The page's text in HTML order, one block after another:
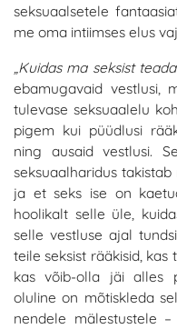
seksuaalsetele
me oma intiimses elus
„Kuidas ma seksist teada
ebamugavaid vestlusi,
tulevase seksuaalelu
pigem kui püüdlusi
ning ausaid vestlusi.
seksuaalharidus
ja et seks ise on
hoolikalt selle üle,
selle vestluse ajal
teile seksist rääkisid, kas
kas võib-olla jäi alles
oluline on mõtiskleda
nendele mälestustele